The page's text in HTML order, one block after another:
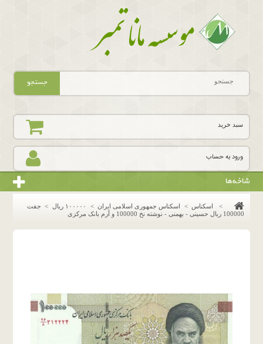
ورود به حساب
سبد خرید
جستجو
شاخه‌ها
> اسکناس > اسکناس جمهوری اسلامی ایران > ١٠٠٠٠٠ ريال >
جفت
100000 ریال حسینی - بهمنی - نوشته نخ 100000 و آرم بانک مرکزی